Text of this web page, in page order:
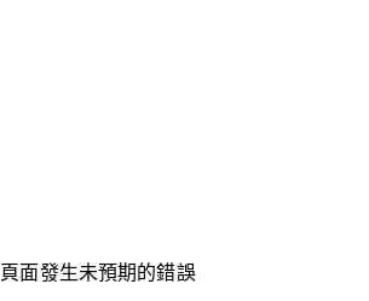
頁面發生未預期的錯誤